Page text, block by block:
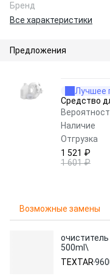
Бренд
Все характеристики
Предложения
Лучшее
Средство
Наличие
Отгрузка
1 521 ₽
1 601 ₽
Возможные замены
500ml\
TEXTAR